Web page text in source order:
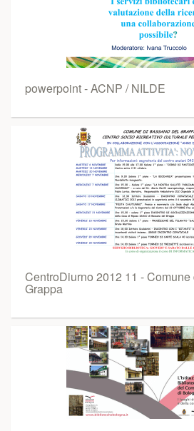
powerpoint - ACNP / NILDE
CentroDiurno 2012 11 -
Grappa